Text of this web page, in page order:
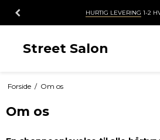
HURTIG LEVERING 1-2
Street Salon
Forside / Om os
Om os